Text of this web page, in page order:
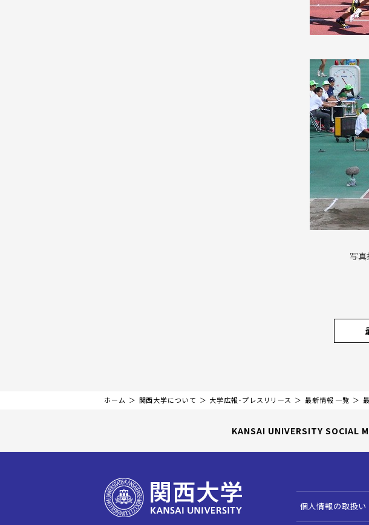
写真
ホーム 関西大学について 大学広報・プレスリリース 最新情報 一覧
KANSAI UNIVERSITY SOCIAL
個人情報の取扱い